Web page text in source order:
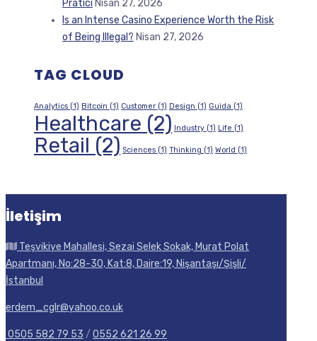
Pratici Nisan 27, 2026
Is an Intense Casino Experience Worth the Risk
of Being Illegal? Nisan 27, 2026
TAG CLOUD
Analytics (1) Bitcoin (1) Customer (1) Design (1) Guida (1)
Healthcare (2) Industry (1) Life (1)
Retail (2) Sciences (1) Thinking (1) World (1)
İletişim
Teşvikiye Mahallesi, Sezai Selek Sokak, Murat Polat
Apartmanı, No:28-30, Kat:8, Daire:19, Nişantaşı/Şişli/
İstanbul
erdem_cglr@yahoo.co.uk
0505 582 79 53 / 0552 621 26 99